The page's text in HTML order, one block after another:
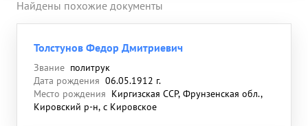
Найдены похожие документы
Толстунов Федор Дмитриевич
Звание политрук
Дата рождения 06.05.1912 г.
Место рождения Киргизская ССР, Фрунзенская обл.,
Кировский р-н, с Кировское